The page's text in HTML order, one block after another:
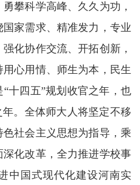
攀科学高峰、久久为功，
家需求、精准发力，专业
化协作交流、开拓创新，
心用情、师生为本，民生
十四五”规划收官之年，也
。全体师大人将坚定不移
社会主义思想为指导，乘
化改革，全力推进学校事
中国式现代化建设河南实